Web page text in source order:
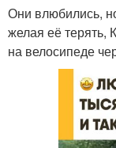
Они влюбились,
желая её терять,
на велосипеде